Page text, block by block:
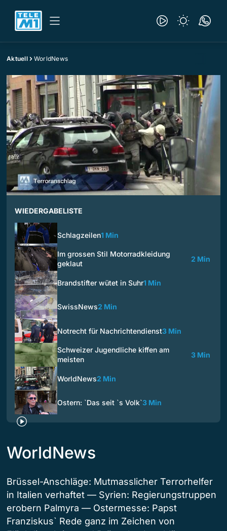
Aktuell WorldNews
WIEDERGABELISTE
Schlagzeilen1 Min
Im grossen Stil Motorradkleidung
geklaut
2 Min
Brandstifter wütet in Suhr1 Min
SwissNews2 Min
Notrecht für Nachrichtendienst3 Min
Schweizer Jugendliche kiffen am
meisten
3 Min
WorldNews2 Min
Ostern: `Das seit `s Volk`3 Min
WorldNews
Brüssel-Anschläge: Mutmasslicher Terrorhelfer
in Italien verhaftet — Syrien: Regierungstruppen
erobern Palmyra — Ostermesse: Papst
Franziskus` Rede ganz im Zeichen von